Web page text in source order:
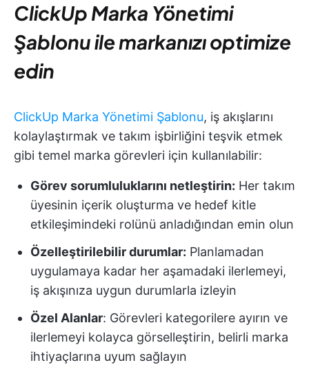
ClickUp Marka Yönetimi
Şablonu ile markanızı optimize
edin
ClickUp Marka Yönetimi Şablonu, iş akışlarını
kolaylaştırmak ve takım işbirliğini teşvik etmek
gibi temel marka görevleri için kullanılabilir:
Görev sorumluluklarını netleştirin: Her takım
üyesinin içerik oluşturma ve hedef kitle
etkileşimindeki rolünü anladığından emin olun
Özelleştirilebilir durumlar: Planlamadan
uygulamaya kadar her aşamadaki ilerlemeyi,
iş akışınıza uygun durumlarla izleyin
Özel Alanlar: Görevleri kategorilere ayırın ve
ilerlemeyi kolayca görselleştirin, belirli marka
ihtiyaçlarına uyum sağlayın